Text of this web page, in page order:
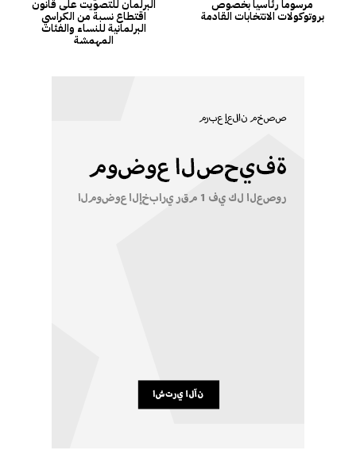
البرلمان للتصويت على قانون
اقتطاع نسبة من الكراسي
البرلمانية للنساء والفئات
المهمشة
مرسوماً رئاسياً بخصوص
بروتوكولات الانتخابات القادمة